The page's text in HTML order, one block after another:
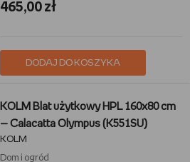
465,00 zł
DODAJ DO KOSZYKA
KOLM Blat użytkowy HPL 160x80 cm
— Calacatta Olympus (K551SU)
KOLM
Dom i ogród